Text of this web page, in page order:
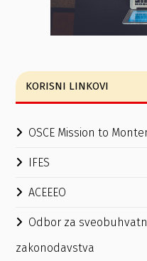
KORISNI LINKOVI
OSCE Mission to
IFES
ACEEEO
Odbor za
zakonodavstva